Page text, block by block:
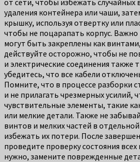
удаления контейнера или чаши,
крышку, используя отвертку или
чтобы не поцарапать корпус.
могут быть закреплены как
действуйте осторожно, чтобы не
и электрические соединения
убедитесь, что все кабели
Помните, что в процессе разборки
и не прилагать чрезмерных усилий,
чувствительные элементы, такие
или мелкие детали. Также не
винтов и мелких частей в
избежать их потери. После
проведите проверку состояния
нужно, замените поврежденные